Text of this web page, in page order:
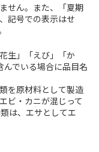
せん。また、「夏期
記号での表示はせ
生」「えび」「か
でいる場合に品目名
を原材料として製造
ビ・カニが混じって
は、エサとしてエ